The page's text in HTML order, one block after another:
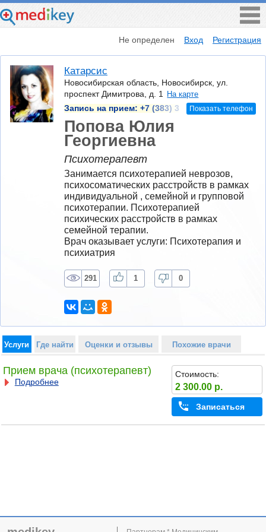
Не определен Вход Регистрация
Катарсис
Новосибирская область, Новосибирск, ул.
проспект Димитрова, д. 1
На карте
Запись на прием: +7 (383) 3 Показать телефон
Попова Юлия
Георгиевна
Психотерапевт
Занимается психотерапией неврозов,
психосоматических расстройств в рамках
индивидуальной , семейной и групповой
психотерапии. Психотерапией
психических расстройств в рамках
семейной терапии.
Врач оказывает услуги: Психотерапия и
психиатрия
291 1 0
Услуги Где найти Оценки и отзывы Похожие врачи
Прием врача (психотерапевт)
Подробнее
Стоимость:
2 300.00 р.
Записаться